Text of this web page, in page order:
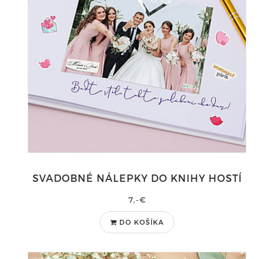
SVADOBNÉ NÁLEPKY DO KNIHY HOSTÍ
7,-€
DO KOŠÍKA